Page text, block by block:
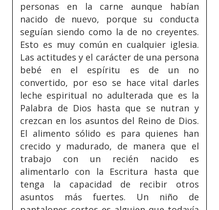
personas en la carne aunque habían
nacido de nuevo, porque su conducta
seguían siendo como la de no creyentes.
Esto es muy común en cualquier iglesia.
Las actitudes y el carácter de una persona
bebé en el espíritu es de un no
convertido, por eso se hace vital darles
leche espiritual no adulterada que es la
Palabra de Dios hasta que se nutran y
crezcan en los asuntos del Reino de Dios.
El alimento sólido es para quienes han
crecido y madurado, de manera que el
trabajo con un recién nacido es
alimentarlo con la Escritura hasta que
tenga la capacidad de recibir otros
asuntos más fuertes. Un niño de